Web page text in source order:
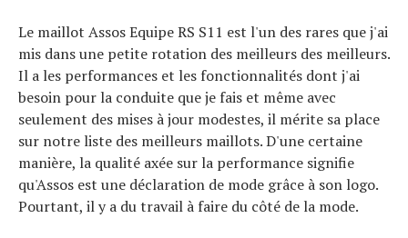
Le maillot Assos Equipe RS S11 est l'un des rares que j'ai
mis dans une petite rotation des meilleurs des meilleurs.
Il a les performances et les fonctionnalités dont j'ai
besoin pour la conduite que je fais et même avec
seulement des mises à jour modestes, il mérite sa place
sur notre liste des meilleurs maillots. D'une certaine
manière, la qualité axée sur la performance signifie
qu'Assos est une déclaration de mode grâce à son logo.
Pourtant, il y a du travail à faire du côté de la mode.